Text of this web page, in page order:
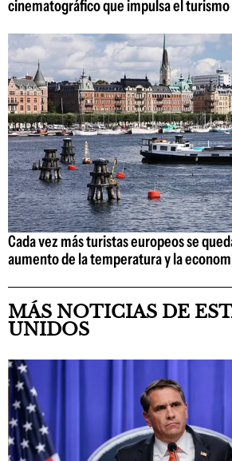
cinematográfico que impulsa el turismo
Cada vez más turistas europeos se
aumento de la temperatura y la
MÁS NOTICIAS DE
UNIDOS